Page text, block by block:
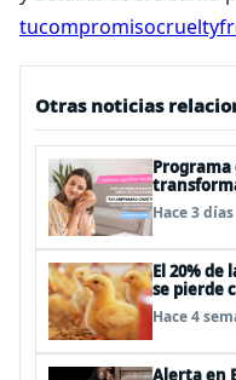
Otras noticias
Hace 3 días
El 20%
se pierde
se pueden
Hace 4
Alerta en